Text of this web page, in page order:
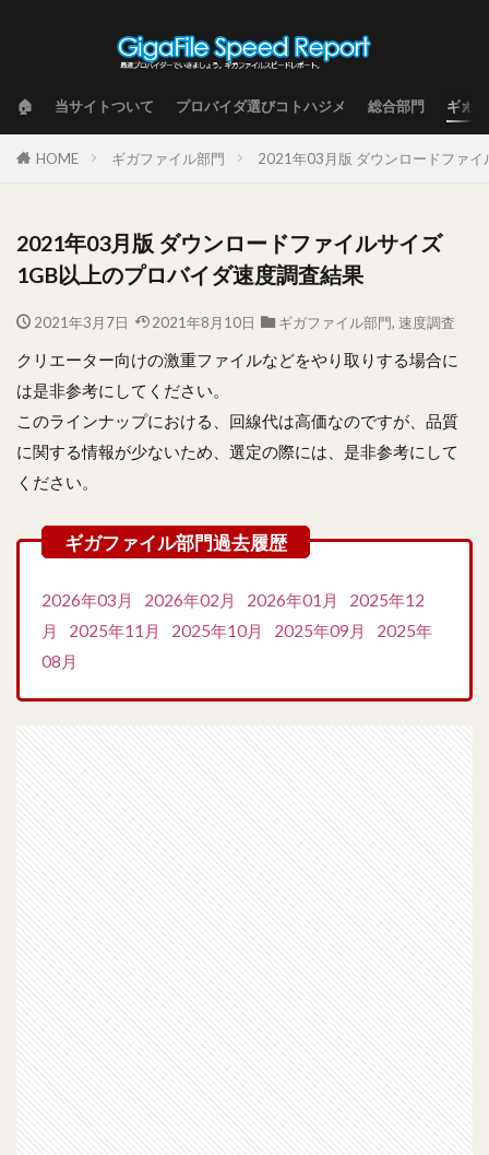
🏠 当サイトついて プロバイダ選びコトハジメ 総合部門 ギガ
HOME ギガファイル部門 2021年03月版 ダウンロードファ
2021年03月版 ダウンロードファイルサイズ
1GB以上のプロバイダ速度調査結果
2021年3月7日 2021年8月10日 ギガファイル部門, 速度調査
クリエーター向けの激重ファイルなどをやり取りする場合に
は是非参考にしてください。
このラインナップにおける、回線代は高価なのですが、品質
に関する情報が少ないため、選定の際には、是非参考にして
ください。
2026年03月 2026年02月 2026年01月
2025年12
月
2025年11月 2025年10月 2025年09月
2025年
08月